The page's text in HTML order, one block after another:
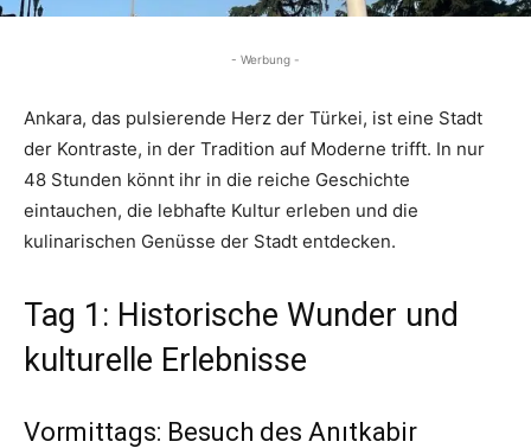
- Werbung -
Ankara, das pulsierende Herz der Türkei, ist eine Stadt
der Kontraste, in der Tradition auf Moderne trifft. In nur
48 Stunden könnt ihr in die reiche Geschichte
eintauchen, die lebhafte Kultur erleben und die
kulinarischen Genüsse der Stadt entdecken.
Tag 1: Historische Wunder und
kulturelle Erlebnisse
Vormittags: Besuch des Anıtkabir